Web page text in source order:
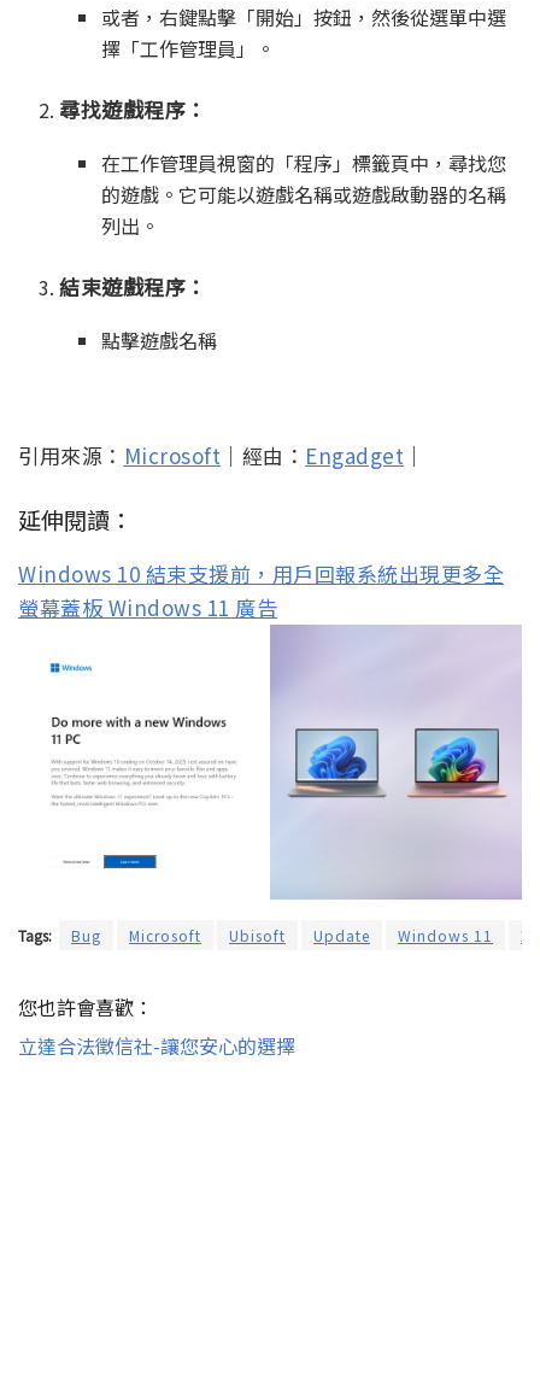
或者，右鍵點擊「開始」按鈕，然後從選單中選
擇「工作管理員」。
尋找遊戲程序：
在工作管理員視窗的「程序」標籤頁中，尋找您
的遊戲。它可能以遊戲名稱或遊戲啟動器的名稱
列出。
結束遊戲程序：
點擊遊戲名稱
引用來源： Microsoft ｜經由： Engadget ｜
延伸閱讀：
Windows 10 結束支援前，用戶回報系統出現更多全
螢幕蓋板 Windows 11 廣告
Tags: Bug Microsoft Ubisoft Update Windows 11 刺
您也許會喜歡：
立達合法徵信社-讓您安心的選擇